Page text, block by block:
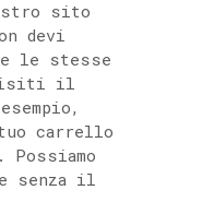
sito
devi
le stesse
visiti il
carrello
senza il